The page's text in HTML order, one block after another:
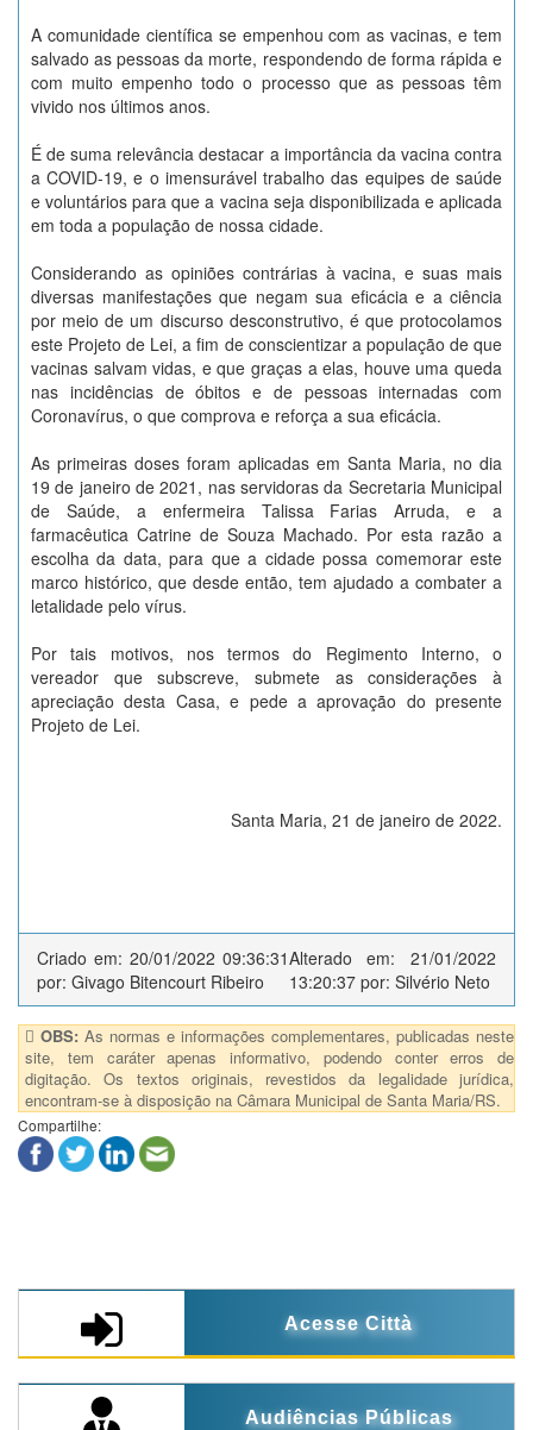
A comunidade científica se empenhou com as vacinas, e tem
salvado as pessoas da morte, respondendo de forma rápida e
com muito empenho todo o processo que as pessoas têm
vivido nos últimos anos.
É de suma relevância destacar a importância da vacina contra
a COVID-19, e o imensurável trabalho das equipes de saúde
e voluntários para que a vacina seja disponibilizada e aplicada
em toda a população de nossa cidade.
Considerando as opiniões contrárias à vacina, e suas mais
diversas manifestações que negam sua eficácia e a ciência
por meio de um discurso desconstrutivo, é que protocolamos
este Projeto de Lei, a fim de conscientizar a população de que
vacinas salvam vidas, e que graças a elas, houve uma queda
nas incidências de óbitos e de pessoas internadas com
Coronavírus, o que comprova e reforça a sua eficácia.
As primeiras doses foram aplicadas em Santa Maria, no dia
19 de janeiro de 2021, nas servidoras da Secretaria Municipal
de Saúde, a enfermeira Talissa Farias Arruda, e a
farmacêutica Catrine de Souza Machado. Por esta razão a
escolha da data, para que a cidade possa comemorar este
marco histórico, que desde então, tem ajudado a combater a
letalidade pelo vírus.
Por tais motivos, nos termos do Regimento Interno, o
vereador que subscreve, submete as considerações à
apreciação desta Casa, e pede a aprovação do presente
Projeto de Lei.
Santa Maria, 21 de janeiro de 2022.
Criado em: 20/01/2022 09:36:31
por: Givago Bitencourt Ribeiro
Alterado em: 21/01/2022
13:20:37 por: Silvério Neto
OBS: As normas e informações complementares, publicadas neste
site, tem caráter apenas informativo, podendo conter erros de
digitação. Os textos originais, revestidos da legalidade jurídica,
encontram-se à disposição na Câmara Municipal de Santa Maria/RS.
Compartilhe:
Acesse Città
Audiências Públicas